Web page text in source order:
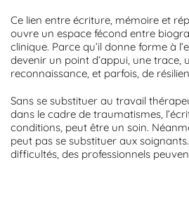
Ce lien entre écriture, mémoire et
ouvre un espace fécond entre
clinique. Parce qu’il donne forme à
devenir un point d’appui, une trace,
reconnaissance, et parfois, de
Sans se substituer au travail
dans le cadre de traumatismes,
conditions, peut être un soin.
peut pas se substituer aux
difficultés, des professionnels